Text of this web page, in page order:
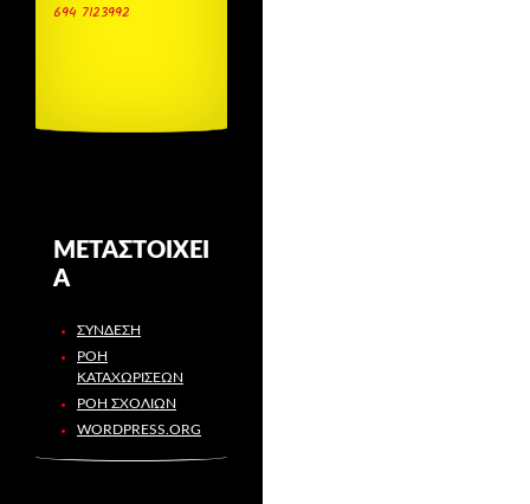
694 7123992
ΜΕΤΑΣΤΟΙΧΕΊ
Α
ΣΎΝΔΕΣΗ
ΡΟΉ
ΚΑΤΑΧΩΡΊΣΕΩΝ
ΡΟΉ ΣΧΟΛΊΩΝ
WORDPRESS.ORG